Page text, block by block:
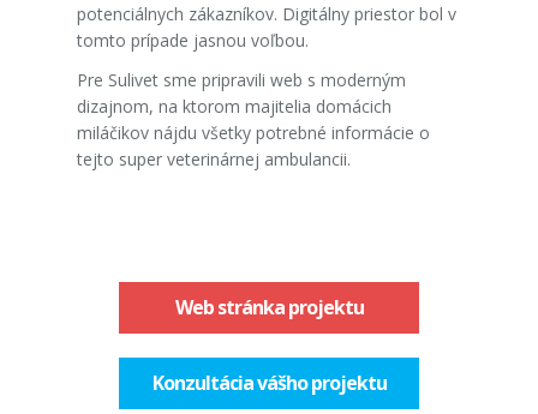
potenciálnych zákazníkov. Digitálny priestor bol v
tomto prípade jasnou voľbou.
Pre Sulivet sme pripravili web s moderným
dizajnom, na ktorom majitelia domácich
miláčikov nájdu všetky potrebné informácie o
tejto super veterinárnej ambulancii.
Web stránka projektu
Konzultácia vášho projektu